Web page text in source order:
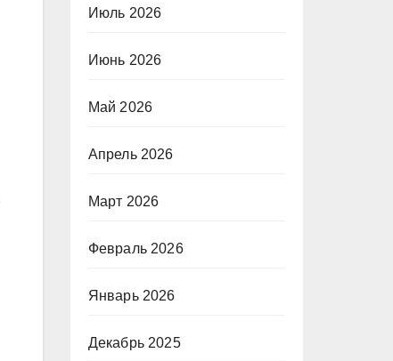
Июль 2026
Июнь 2026
Май 2026
Апрель 2026
Март 2026
Февраль 2026
Январь 2026
Декабрь 2025